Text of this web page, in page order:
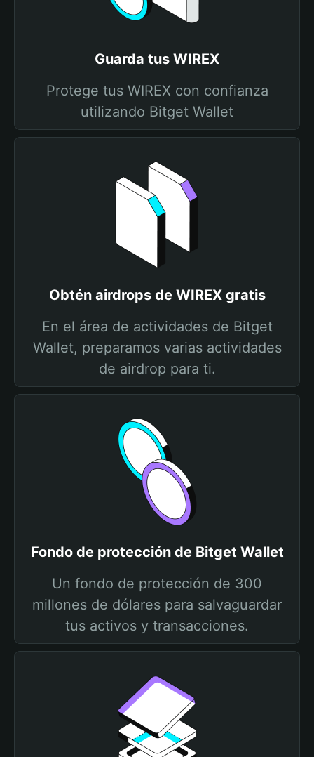
Guarda tus WIREX
Protege tus WIREX con confianza
utilizando Bitget Wallet
Obtén airdrops de WIREX gratis
En el área de actividades de Bitget
Wallet, preparamos varias actividades
de airdrop para ti.
Fondo de protección de Bitget Wallet
Un fondo de protección de 300
millones de dólares para salvaguardar
tus activos y transacciones.